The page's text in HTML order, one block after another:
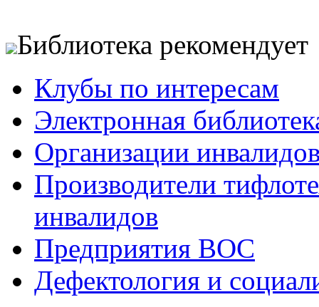
Библиотека рекомендует
Клубы по интересам
Электронная
Организации
Производители
инвалидов
Предприятия ВОС
Дефектология и